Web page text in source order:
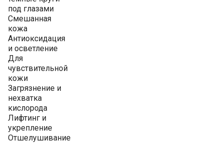
под глазами
Смешанная
кожа
Антиоксидация
и осветление
Для
чувствительной
кожи
Загрязнение и
нехватка
кислорода
Лифтинг и
укрепление
Отшелушивание